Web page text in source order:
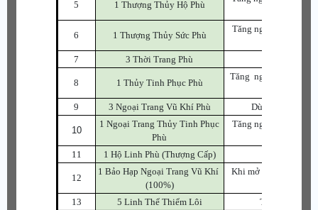
5 1 Thượng Thủy Hộ Phù
6 1 Thượng Thủy Sức Phù
Tăng ngẫu nhiên 1~3
7 3 Thời Trang Phù
8 1 Thủy Tinh Phục Phù
Tăng ngẫu nhiên 1~3
9 3 Ngoại Trang Vũ Khí Phù Dùng để cường
10
1 Ngoại Trang Thủy Tinh Phục
Phù
Tăng ngẫu nhiên
11 1 Hộ Linh Phù (Thượng Cấp)
12
1 Bảo Hạp Ngoại Trang Vũ Khí
(100%)
Khi mở nhận ngẫu
13
5 Linh Thể Thiểm Lôi
Thu thập đủ